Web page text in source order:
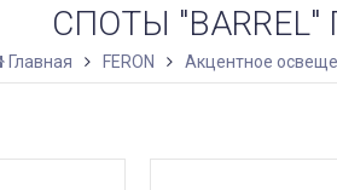
СПОТЫ
Главная FERON Акцентное